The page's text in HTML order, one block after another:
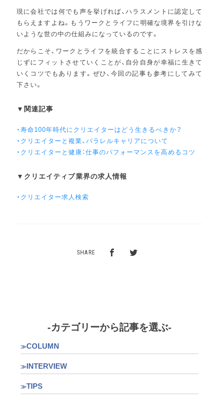
現に会社では何でも声を挙げれば、ハラスメントに認定して
もらえますよね。もうワークとライフに明確な境界を引けな
いような世の中の仕組みになっているのです。
だからこそ、ワークとライフを統合することにストレスを感
じずにフィットさせていくことが、自分自身が幸福に生きて
いくコツでもあります。ぜひ、今回の記事も参考にしてみて
下さい。
▼関連記事
・寿命100年時代にクリエイターはどう生きるべきか？
・クリエイターと複業、パラレルキャリアについて
・クリエイターと健康：仕事のパフォーマンスを高めるコツ
▼クリエイティブ業界の求人情報
・クリエイター求人検索
SHARE
-カテゴリーから記事を選ぶ-
COLUMN
INTERVIEW
TIPS